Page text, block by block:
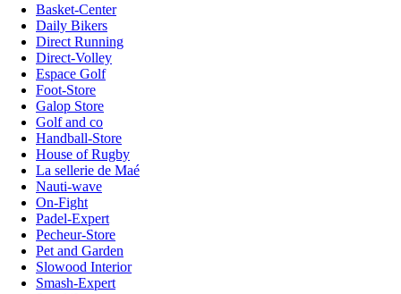
Basket-Center
Daily Bikers
Direct Running
Direct-Volley
Espace Golf
Foot-Store
Galop Store
Golf and co
Handball-Store
House of Rugby
La sellerie de Maé
Nauti-wave
On-Fight
Padel-Expert
Pecheur-Store
Pet and Garden
Slowood Interior
Smash-Expert